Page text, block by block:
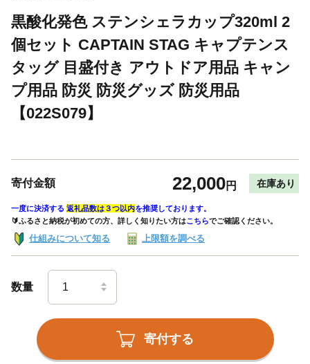
黒酸化発色 ステンシェラカップ320ml 2
個セット CAPTAIN STAG キャプテンス
タッグ 目盛付き アウトドア用品 キャン
プ用品 防災 防災グッズ 防災用品
【022S079】
寄付金額 22,000円 在庫あり
一度に決済する 返礼品数は３つ以内を推奨しております。
🔰ふるさと納税が初めての方、詳しく知りたい方はこちらでご確認ください。
仕組みについて知る 上限額を調べる
数量
寄付する